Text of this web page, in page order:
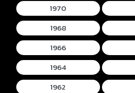
1970
1968
1966
1964
1962